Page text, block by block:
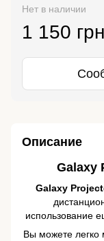
Нет в наличии
1 150 грн
Описание
Galaxy
Galaxy
использование
Вы можете легко